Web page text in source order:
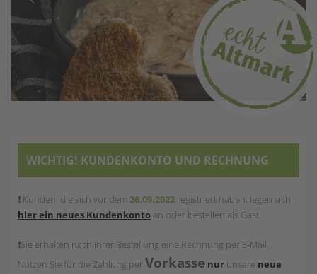
WICHTIG! KUNDENKONTO UND RECHNUNG
❗ Kunden, die sich vor dem 26.09.2022 registriert haben, legen sich
hier ein neues Kundenkonto an oder bestellen als Gast.
❗Sie erhalten nach Ihrer Bestellung eine Rechnung per E-Mail.
Nutzen Sie für die Zahlung perVorkasse nur unsere neue